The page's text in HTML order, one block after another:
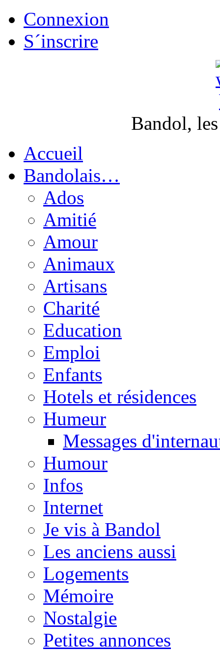
Connexion
S´inscrire
Bandol,
Accueil
Bandolais…
Ados
Amitié
Amour
Animaux
Artisans
Charité
Education
Emploi
Enfants
Hotels et résidences
Humeur
Messages
Humour
Infos
Internet
Je vis à Bandol
Les anciens aussi
Logements
Mémoire
Nostalgie
Petites annonces